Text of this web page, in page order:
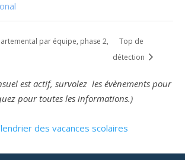
par équipe, phase 2,
Top de
détection
est actif, survolez les évènements pour
pour toutes les informations.)
des vacances scolaires